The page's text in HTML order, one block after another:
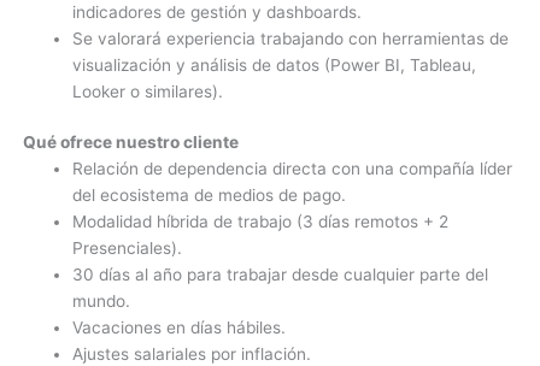
indicadores de gestión y dashboards.
Se valorará experiencia trabajando con herramientas de
visualización y análisis de datos (Power BI, Tableau,
Looker o similares).
Qué ofrece nuestro cliente
Relación de dependencia directa con una compañía líder
del ecosistema de medios de pago.
Modalidad híbrida de trabajo (3 días remotos + 2
Presenciales).
30 días al año para trabajar desde cualquier parte del
mundo.
Vacaciones en días hábiles.
Ajustes salariales por inflación.